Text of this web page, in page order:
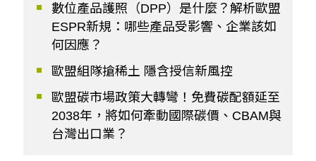
數位產品護照（DPP）是什麼？解析歐盟
ESPR新規：哪些產品受影響、企業該如
何因應？
歐盟組隊搶稀土 隱含授信新風控
歐盟碳市場政策大轉彎！免費碳配額延至
2038年，將如何牽動國際碳價、CBAM與
台灣出口業？